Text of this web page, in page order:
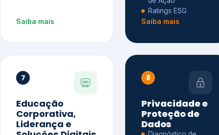
Saiba mais
Ratings ESG
Saiba mais
7
Educação
Corporativa,
Liderança e
8
Privacidade e
Proteção de
Dados